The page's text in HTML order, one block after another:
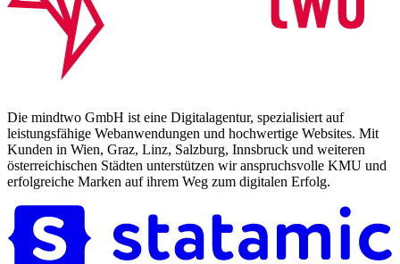
Die mindtwo GmbH ist eine Digitalagentur, spezialisiert auf
leistungsfähige Webanwendungen und hochwertige Websites. Mit
Kunden in Wien, Graz, Linz, Salzburg, Innsbruck und weiteren
österreichischen Städten unterstützen wir anspruchsvolle KMU und
erfolgreiche Marken auf ihrem Weg zum digitalen Erfolg.